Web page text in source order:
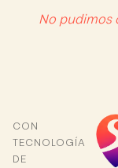
No pudimos
CON
TECNOLOGÍA
DE